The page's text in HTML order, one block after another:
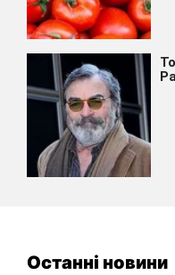
Останні новини